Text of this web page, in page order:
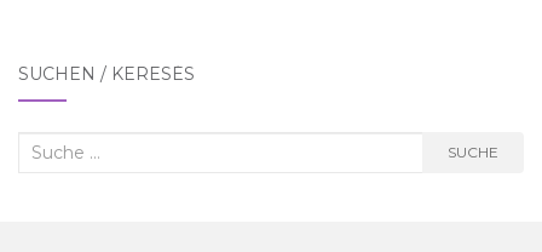
SUCHEN / KERESÉS
Suche
SUCHE